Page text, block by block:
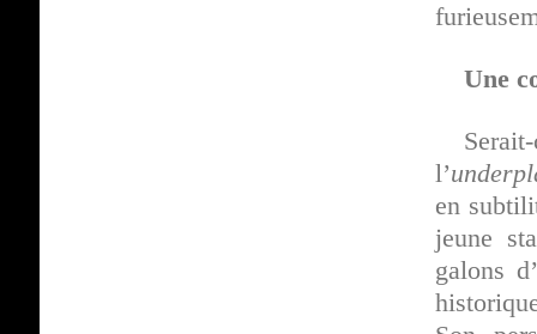
Une
l’
en
jeune
galons